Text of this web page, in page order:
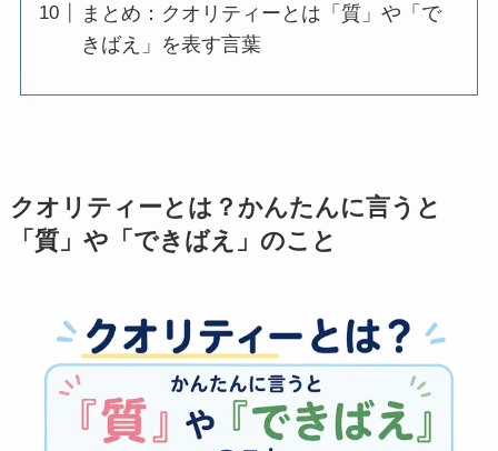
まとめ：クオリティーとは「質」や「で
きばえ」を表す言葉
クオリティーとは？かんたんに言うと
「質」や「できばえ」のこと